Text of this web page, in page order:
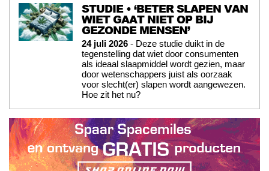
STUDIE • ‘BETER SLAPEN VAN
WIET GAAT NIET OP BIJ
GEZONDE MENSEN’
24 juli 2026 - Deze studie duikt in de
tegenstelling dat wiet door consumenten
als ideaal slaapmiddel wordt gezien, maar
door wetenschappers juist als oorzaak
voor slecht(er) slapen wordt aangewezen.
Hoe zit het nu?